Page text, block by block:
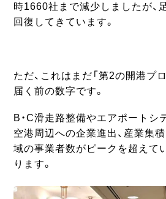
時1660社まで減少しましたが、
回復してきています。
ただ、これはまだ「第2の開港プ
届く前の数字です。
B・C滑走路整備やエアポートシ
空港周辺への企業進出、産業集
域の事業者数がピークを超えて
ります。